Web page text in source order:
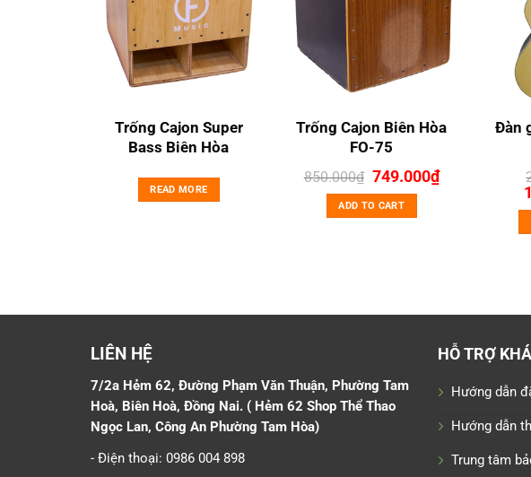
Trống Cajon Super
Bass Biên Hòa
READ MORE
Trống Cajon Biên Hòa
FO-75
850.000₫ Original
price
was:
850.000₫.
749.000₫Current
price
ADD TO CART
Đàn
LIÊN HỆ
7/2a Hẻm 62, Đường Phạm Văn Thuận, Phường Tam
Hoà, Biên Hoà, Đồng Nai. ( Hẻm 62 Shop Thể Thao
Ngọc Lan, Công An Phường Tam Hòa)
- Điện thoại: 0986 004 898
HỖ TRỢ
Hướng dẫn
Hướng dẫn
Trung tâm